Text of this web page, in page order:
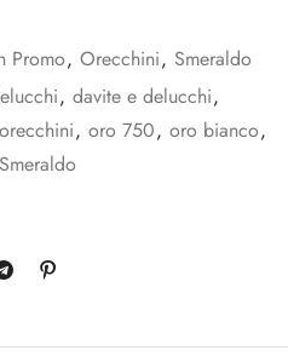
Promo, Orecchini, Smeraldo
, davite e delucchi,
orecchini, oro 750, oro bianco,
Smeraldo